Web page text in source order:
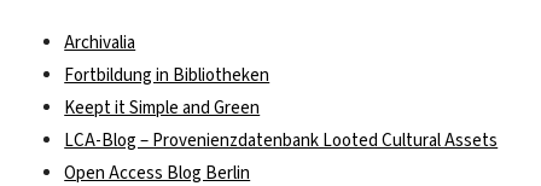
Archivalia
Fortbildung in Bibliotheken
Keept it Simple and Green
LCA-Blog – Provenienzdatenbank Looted Cultural Assets
Open Access Blog Berlin